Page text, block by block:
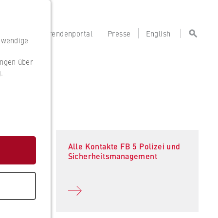
Lehrendenportal Presse English
Alle Kontakte FB 5 Polizei und
Sicherheitsmanagement
über